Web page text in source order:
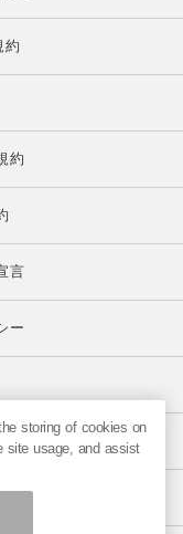
約
約
言
ー
はこちら
storing of cookies on
site usage, and assist